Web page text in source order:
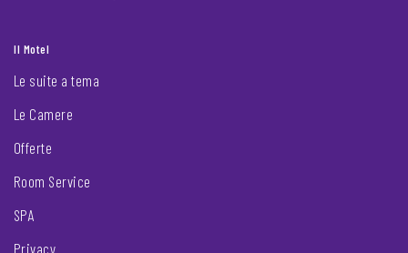
Il Motel
Le suite a tema
Le Camere
Offerte
Room Service
SPA
Privacy